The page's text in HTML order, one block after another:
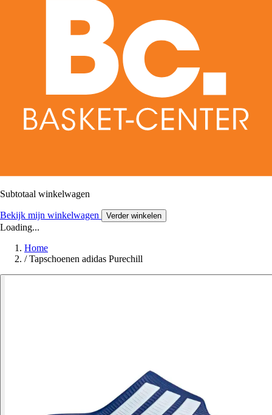
Subtotaal winkelwagen
Bekijk mijn winkelwagen Verder winkelen
Loading...
Home
/ Tapschoenen adidas Purechill